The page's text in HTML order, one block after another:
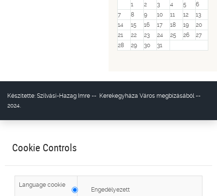
1
2 3 4 5
6
7
8 9 10 11 12
13
14
15 16 17 18 19
20
21
22 23 24 25 26
27
28
29 30 31
Készítette: Szilvási-Hazag Imre -- Kerekegyháza Város megbízásából --
2024.
Cookie Controls
Language cookie
Engedélyezett